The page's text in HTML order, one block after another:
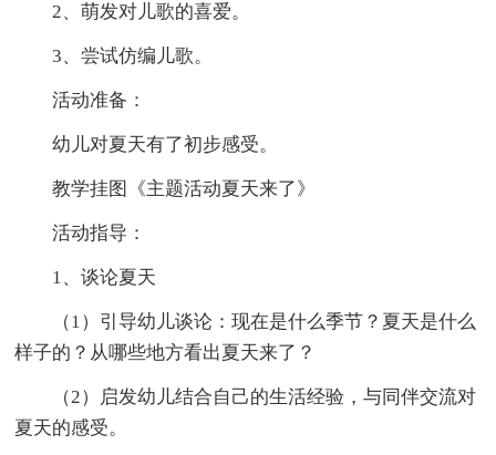
2、萌发对儿歌的喜爱。
3、尝试仿编儿歌。
活动准备：
幼儿对夏天有了初步感受。
教学挂图《主题活动夏天来了》
活动指导：
1、谈论夏天
（1）引导幼儿谈论：现在是什么季节？夏天是什么
样子的？从哪些地方看出夏天来了？
（2）启发幼儿结合自己的生活经验，与同伴交流对
夏天的感受。